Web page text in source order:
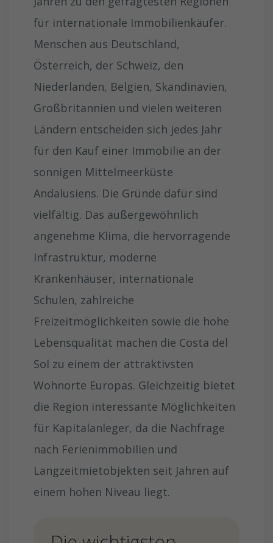
für internationale Immobilienkäufer.
Menschen aus Deutschland,
Österreich, der Schweiz, den
Niederlanden, Belgien, Skandinavien,
Großbritannien und vielen weiteren
Ländern entscheiden sich jedes Jahr
für den Kauf einer Immobilie an der
sonnigen Mittelmeerküste
Andalusiens. Die Gründe dafür sind
vielfältig. Das außergewöhnlich
angenehme Klima, die hervorragende
Infrastruktur, moderne
Krankenhäuser, internationale
Schulen, zahlreiche
Freizeitmöglichkeiten sowie die hohe
Lebensqualität machen die Costa del
Sol zu einem der attraktivsten
Wohnorte Europas. Gleichzeitig bietet
die Region interessante Möglichkeiten
für Kapitalanleger, da die Nachfrage
nach Ferienimmobilien und
Langzeitmietobjekten seit Jahren auf
einem hohen Niveau liegt.